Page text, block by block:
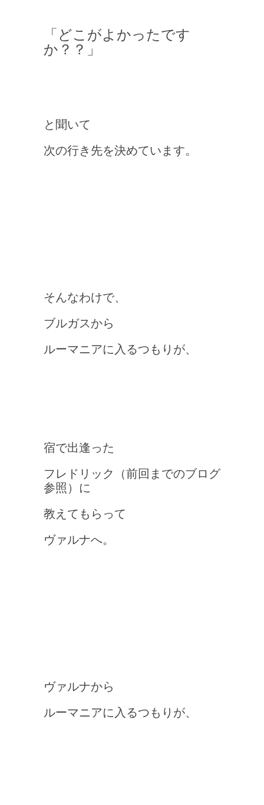
「どこがよかったです
か？？」
と聞いて
次の行き先を決めています。
そんなわけで、
ブルガスから
ルーマニアに入るつもりが、
宿で出逢った
フレドリック（前回までのブログ
参照）に
教えてもらって
ヴァルナへ。
ヴァルナから
ルーマニアに入るつもりが、